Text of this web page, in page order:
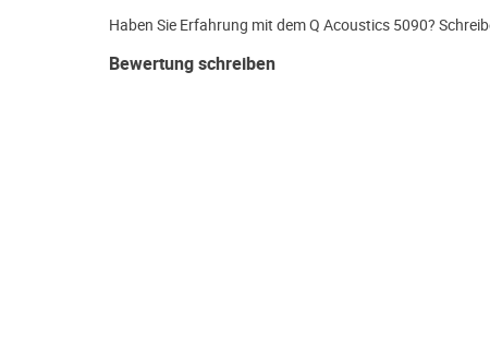
Haben Sie Erfahrung mit dem Q Acoustics 5090?
Bewertung schreiben